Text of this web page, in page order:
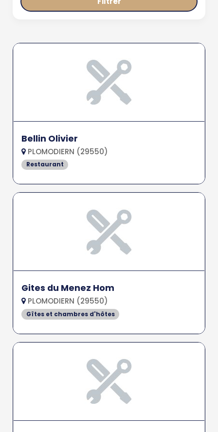
Bellin Olivier
PLOMODIERN (29550)
Restaurant
Gites du Menez Hom
PLOMODIERN (29550)
Gîtes et chambres d'hôtes